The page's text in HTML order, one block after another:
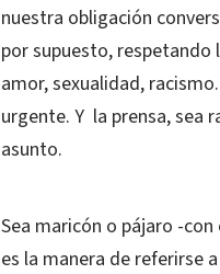
nuestra obligación
por supuesto, respetando
amor, sexualidad,
urgente. Y la prensa, sea
asunto.
Sea maricón o pájaro -
es la manera de referirse